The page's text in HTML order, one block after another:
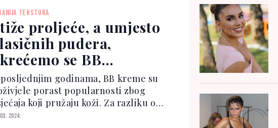
Stres uzrokuje da ljudi često dišu
i pl...
TEKSTURA
proljeće, a umjesto
pudera,
se BB
godinama, BB kreme su
porast popularnosti zbog
koji pružaju koži. Za razliku od
koji, iako ima odličnu pokrivnu
2024.